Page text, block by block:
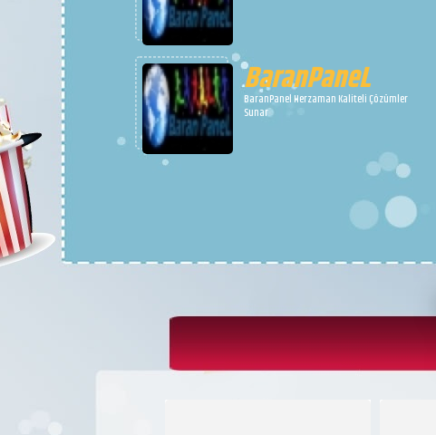
BaranPaneL
BaranPanel Herzaman Kaliteli Çözümler
Sunar